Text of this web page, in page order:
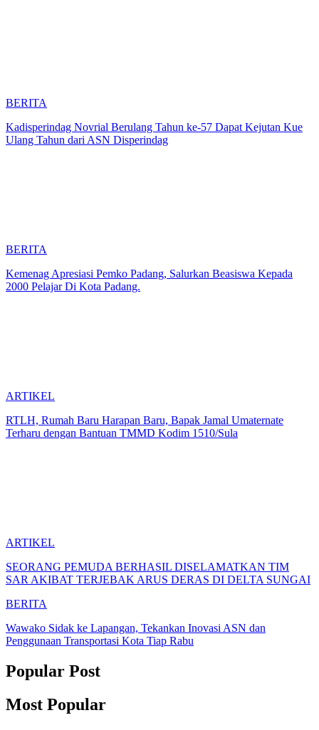
BERITA
Kadisperindag Novrial Berulang Tahun ke-57 Dapat Kejutan Kue
Ulang Tahun dari ASN Disperindag
BERITA
Kemenag Apresiasi Pemko Padang, Salurkan Beasiswa Kepada
2000 Pelajar Di Kota Padang.
ARTIKEL
RTLH, Rumah Baru Harapan Baru, Bapak Jamal Umaternate
Terharu dengan Bantuan TMMD Kodim 1510/Sula
ARTIKEL
SEORANG PEMUDA BERHASIL DISELAMATKAN TIM
SAR AKIBAT TERJEBAK ARUS DERAS DI DELTA SUNGAI
BERITA
Wawako Sidak ke Lapangan, Tekankan Inovasi ASN dan
Penggunaan Transportasi Kota Tiap Rabu
Popular Post
Most Popular